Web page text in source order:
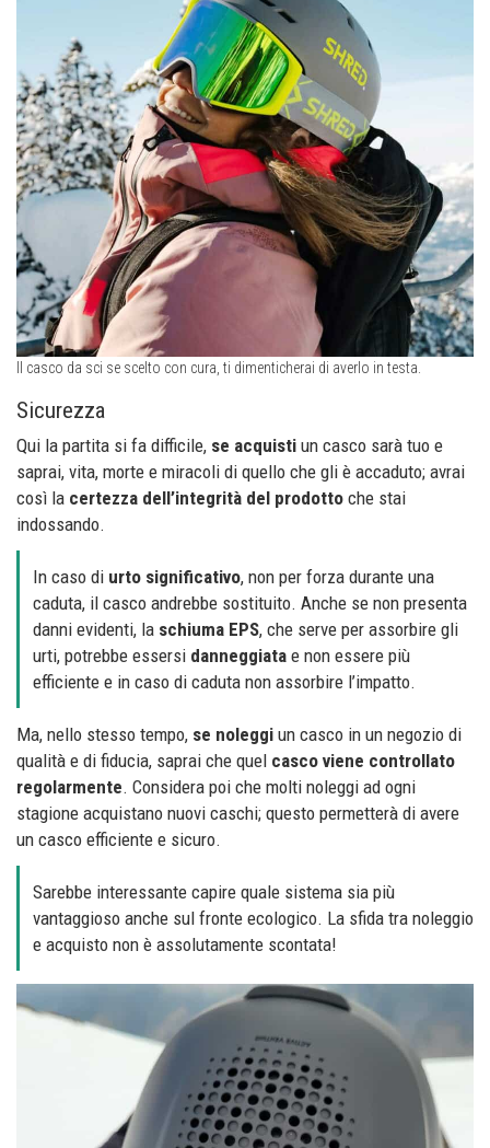
Il casco da sci se scelto con cura, ti dimenticherai di averlo in testa.
Sicurezza
Qui la partita si fa difficile, se acquisti un casco sarà tuo e
saprai, vita, morte e miracoli di quello che gli è accaduto; avrai
così la certezza dell’integrità del prodotto che stai
indossando.
In caso di urto significativo, non per forza durante una
caduta, il casco andrebbe sostituito. Anche se non presenta
danni evidenti, la schiuma EPS, che serve per assorbire gli
urti, potrebbe essersi danneggiata e non essere più
efficiente e in caso di caduta non assorbire l’impatto.
Ma, nello stesso tempo, se noleggi un casco in un negozio di
qualità e di fiducia, saprai che quel casco viene controllato
regolarmente. Considera poi che molti noleggi ad ogni
stagione acquistano nuovi caschi; questo permetterà di avere
un casco efficiente e sicuro.
Sarebbe interessante capire quale sistema sia più
vantaggioso anche sul fronte ecologico. La sfida tra noleggio
e acquisto non è assolutamente scontata!